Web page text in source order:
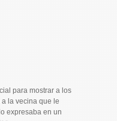
para mostrar a los
la vecina que le
expresaba en un